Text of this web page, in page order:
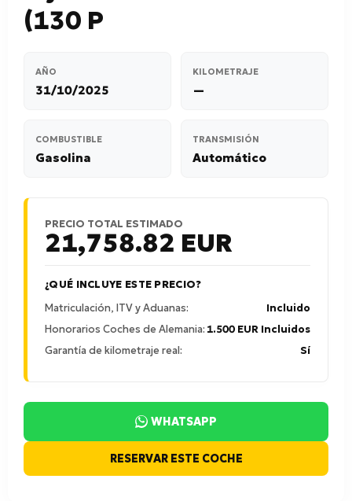
(130 P
AÑO
31/10/2025
KILOMETRAJE
—
COMBUSTIBLE
Gasolina
TRANSMISIÓN
Automático
PRECIO TOTAL ESTIMADO
21,758.82 EUR
¿QUÉ INCLUYE ESTE PRECIO?
Matriculación, ITV y Aduanas:
Incluido
Honorarios Coches de Alemania: 1.500 EUR Incluidos
Garantía de kilometraje real:
Sí
WHATSAPP
RESERVAR ESTE COCHE